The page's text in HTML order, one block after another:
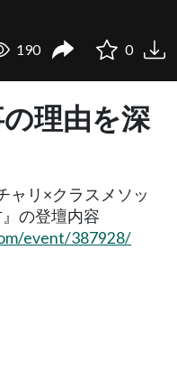
190 0
理由を深
ャリ×クラスメソッ
の登壇内容
event/387928/